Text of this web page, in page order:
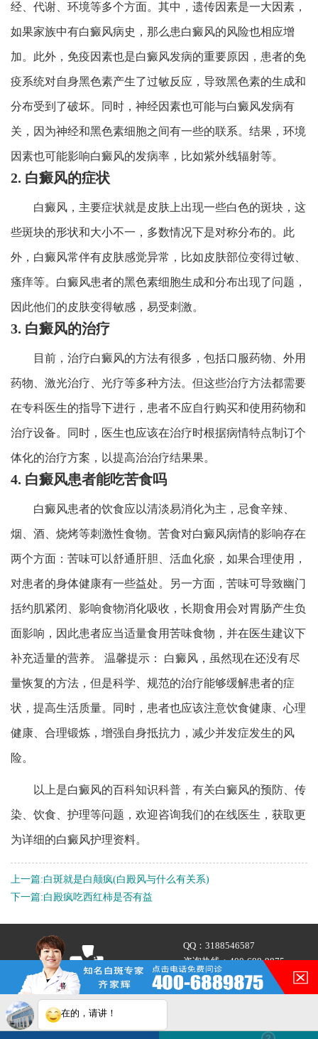
经、代谢、环境等多个方面。其中，遗传因素是一大因素，
如果家族中有白癜风病史，那么患白癜风的风险也相应增
加。此外，免疫因素也是白癜风发病的重要原因，患者的免
疫系统对自身黑色素产生了过敏反应，导致黑色素的生成和
分布受到了破坏。同时，神经因素也可能与白癜风发病有
关，因为神经和黑色素细胞之间有一些的联系。结果，环境
因素也可能影响白癜风的发病率，比如紫外线辐射等。
2. 白癜风的症状
白癜风，主要症状就是皮肤上出现一些白色的斑块，这
些斑块的形状和大小不一，多数情况下是对称分布的。此
外，白癜风常伴有皮肤感觉异常，比如皮肤部位变得过敏、
瘙痒等。白癜风患者的黑色素细胞生成和分布出现了问题，
因此他们的皮肤变得敏感，易受刺激。
3. 白癜风的治疗
目前，治疗白癜风的方法有很多，包括口服药物、外用
药物、激光治疗、光疗等多种方法。但这些治疗方法都需要
在专科医生的指导下进行，患者不应自行购买和使用药物和
治疗设备。同时，医生也应该在治疗时根据病情特点制订个
体化的治疗方案，以提高治治疗结果果。
4. 白癜风患者能吃苦食吗
白癜风患者的饮食应以清淡易消化为主，忌食辛辣、
烟、酒、烧烤等刺激性食物。苦食对白癜风病情的影响存在
两个方面：苦味可以舒通肝胆、活血化瘀，如果合理使用，
对患者的身体健康有一些益处。另一方面，苦味可导致幽门
括约肌紧闭、影响食物消化吸收，长期食用会对胃肠产生负
面影响，因此患者应当适量食用苦味食物，并在医生建议下
补充适量的营养。 温馨提示： 白癜风，虽然现在还没有尽
量恢复的方法，但是科学、规范的治疗能够缓解患者的症
状，提高生活质量。同时，患者也应该注意饮食健康、心理
健康、合理锻炼，增强自身抵抗力，减少并发症发生的风
险。
以上是白癜风的百科知识科普，有关白癜风的预防、传
染、饮食、护理等问题，欢迎咨询我们的在线医生，获取更
为详细的白癜风护理资料。
上一篇:白斑就是白颠疯(白殿风与什么有关系)
下一篇:白殿疯吃西红柿是否有益
QQ：3188546587
咨询热线：400-688-9875
地址：合肥市铜陵路与合裕路
交叉口东北角（天成大厦旁）
在的，请讲！
白斑在线问医生